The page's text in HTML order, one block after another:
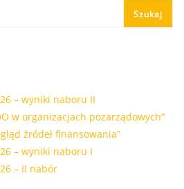
Szukaj
– wyniki naboru II
w organizacjach pozarządowych”
źródeł finansowania”
– wyniki naboru I
– II nabór